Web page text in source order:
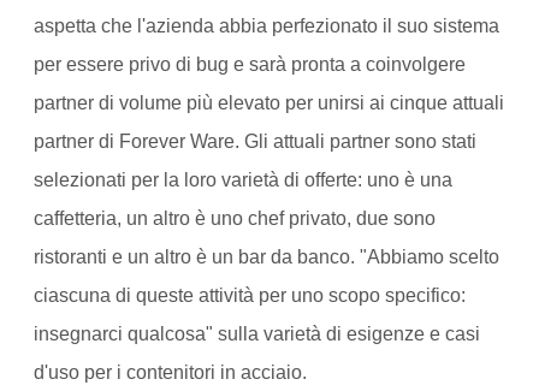
aspetta che l'azienda abbia perfezionato il suo sistema
per essere privo di bug e sarà pronta a coinvolgere
partner di volume più elevato per unirsi ai cinque attuali
partner di Forever Ware. Gli attuali partner sono stati
selezionati per la loro varietà di offerte: uno è una
caffetteria, un altro è uno chef privato, due sono
ristoranti e un altro è un bar da banco. "Abbiamo scelto
ciascuna di queste attività per uno scopo specifico:
insegnarci qualcosa" sulla varietà di esigenze e casi
d'uso per i contenitori in acciaio.